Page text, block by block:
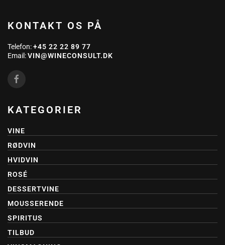
KONTAKT OS PÅ
Telefon:+45 22 22 89 77
Email:VIN@WINECONSULT.DK
KATEGORIER
VINE
RØDVIN
HVIDVIN
ROSÉ
DESSERTVINE
MOUSSERENDE
SPIRITUS
TILBUD